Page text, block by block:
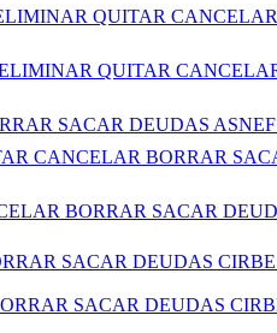
QUITAR
QUITAR
SACAR DEUDAS
CANCELAR BORRAR
BORRAR SACAR
SACAR DEUDAS
SACAR DEUDAS